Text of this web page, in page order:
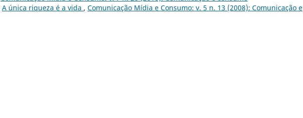
A única riqueza é a vida , Comunicação Mídia e Consumo: v. 5 n. 13 (2008): Comunicação e